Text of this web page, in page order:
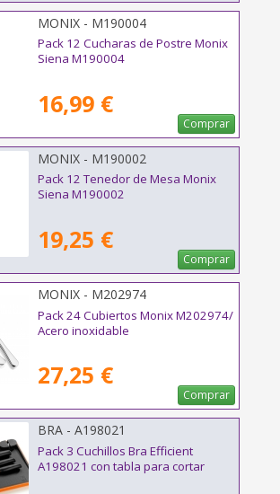
MONIX - M190004
Pack 12 Cucharas de Postre Monix
Siena M190004
16,99 €
Comprar
MONIX - M190002
Pack 12 Tenedor de Mesa Monix
Siena M190002
19,25 €
Comprar
MONIX - M202974
Pack 24 Cubiertos Monix M202974/
Acero inoxidable
27,25 €
Comprar
BRA - A198021
Pack 3 Cuchillos Bra Efficient
A198021 con tabla para cortar